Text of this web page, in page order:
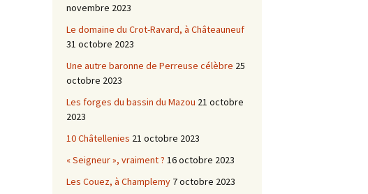
novembre 2023
Le domaine du Crot-Ravard, à Châteauneuf
31 octobre 2023
Une autre baronne de Perreuse célèbre 25
octobre 2023
Les forges du bassin du Mazou 21 octobre
2023
10 Châtellenies 21 octobre 2023
« Seigneur », vraiment ? 16 octobre 2023
Les Couez, à Champlemy 7 octobre 2023